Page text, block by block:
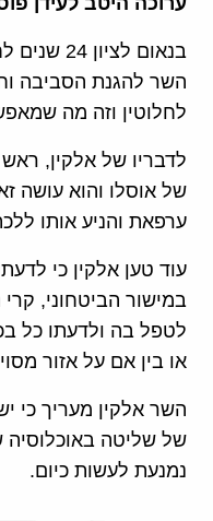
בנאום
השר להגנת הסביבה
לחלוטין וזה מה
לדבריו של אלקין,
של אוסלו והוא עושה
ערפאת והניע אותו
עוד טען אלקין כי
במישור הביטחוני,
לטפל בה ולדעתו כל
או בין אם על אזור
השר אלקין מעריך כי
של שליטה
נמנעת לעשות כיום.